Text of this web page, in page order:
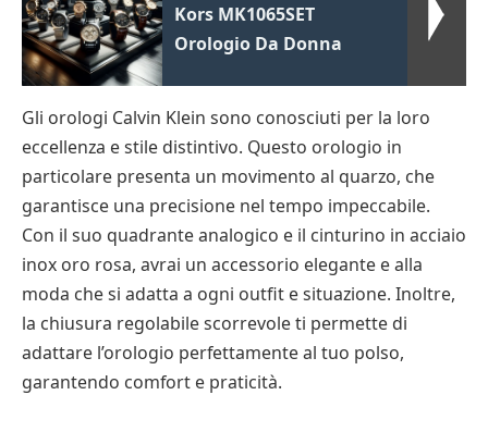
Kors MK1065SET
Orologio Da Donna
Gli orologi Calvin Klein sono conosciuti per la loro
eccellenza e stile distintivo. Questo orologio in
particolare presenta un movimento al quarzo, che
garantisce una precisione nel tempo impeccabile.
Con il suo quadrante analogico e il cinturino in acciaio
inox oro rosa, avrai un accessorio elegante e alla
moda che si adatta a ogni outfit e situazione. Inoltre,
la chiusura regolabile scorrevole ti permette di
adattare l’orologio perfettamente al tuo polso,
garantendo comfort e praticità.